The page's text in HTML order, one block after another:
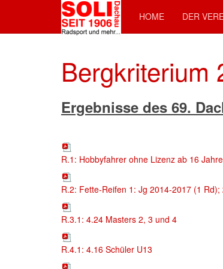
HOME DER
Bergkriterium
Ergebnisse des 69.
R.1: Hobbyfahrer ohne Lizenz ab 16
R.2: Fette-Reifen 1: Jg 2014-2017 (1
R.3.1: 4.24 Masters 2, 3 und 4
R.4.1: 4.16 Schüler U13